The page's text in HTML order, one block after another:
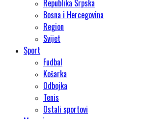
Republika Srpska
Bosna i Hercegovina
Region
Svijet
Sport
Fudbal
Košarka
Odbojka
Tenis
Ostali sportovi